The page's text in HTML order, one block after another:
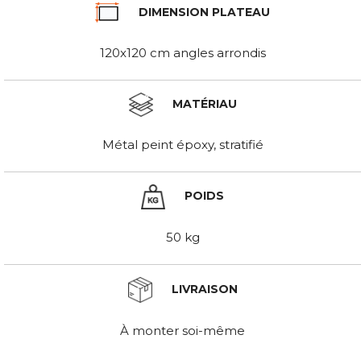
DIMENSION PLATEAU
120x120 cm angles arrondis
MATÉRIAU
Métal peint époxy, stratifié
POIDS
50 kg
LIVRAISON
À monter soi-même